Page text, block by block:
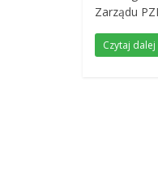
Zarządu
Czytaj dalej